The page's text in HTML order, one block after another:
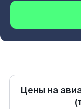
Цены на